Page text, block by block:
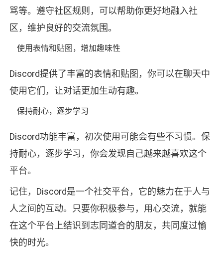
骂等。遵守社区规则，可以帮助你更好地融入社
区，维护良好的交流氛围。
使用表情和贴图，增加趣味性
Discord提供了丰富的表情和贴图，你可以在聊天中
使用它们，让对话更加生动有趣。
保持耐心，逐步学习
Discord功能丰富，初次使用可能会有些不习惯。保
持耐心，逐步学习，你会发现自己越来越喜欢这个
平台。
记住，Discord是一个社交平台，它的魅力在于人与
人之间的互动。只要你积极参与，用心交流，就能
在这个平台上结识到志同道合的朋友，共同度过愉
快的时光。